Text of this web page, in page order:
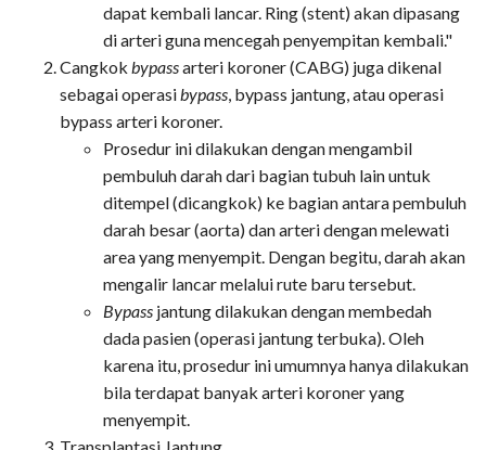
dapat kembali lancar. Ring (stent) akan dipasang
di arteri guna mencegah penyempitan kembali."
Cangkok bypassarteri koroner (CABG) juga dikenal
sebagai operasibypass, bypass jantung, atau operasi
bypass arteri koroner.
Prosedur ini dilakukan dengan mengambil
pembuluh darah dari bagian tubuh lain untuk
ditempel (dicangkok) ke bagian antara pembuluh
darah besar (aorta) dan arteri dengan melewati
area yang menyempit. Dengan begitu, darah akan
mengalir lancar melalui rute baru tersebut.
Bypass jantung dilakukan dengan membedah
dada pasien (operasi jantung terbuka). Oleh
karena itu, prosedur ini umumnya hanya dilakukan
bila terdapat banyak arteri koroner yang
menyempit.